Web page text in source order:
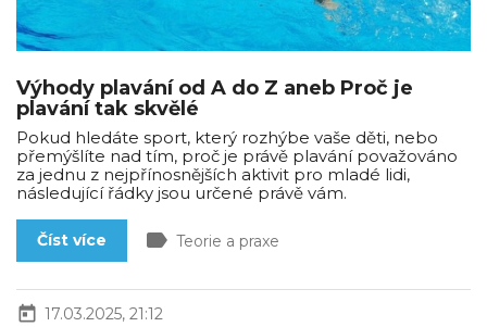
Výhody plavání od A do Z aneb Proč je
plavání tak skvělé
Pokud hledáte sport, který rozhýbe vaše děti, nebo
přemýšlíte nad tím, proč je právě plavání považováno
za jednu z nejpřínosnějších aktivit pro mladé lidi,
následující řádky jsou určené právě vám.
Číst více label Teorie a praxe
today 17.03.2025, 21:12